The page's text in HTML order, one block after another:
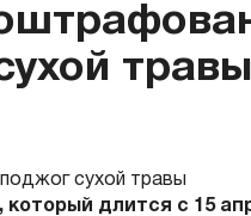
травы
длится с 15